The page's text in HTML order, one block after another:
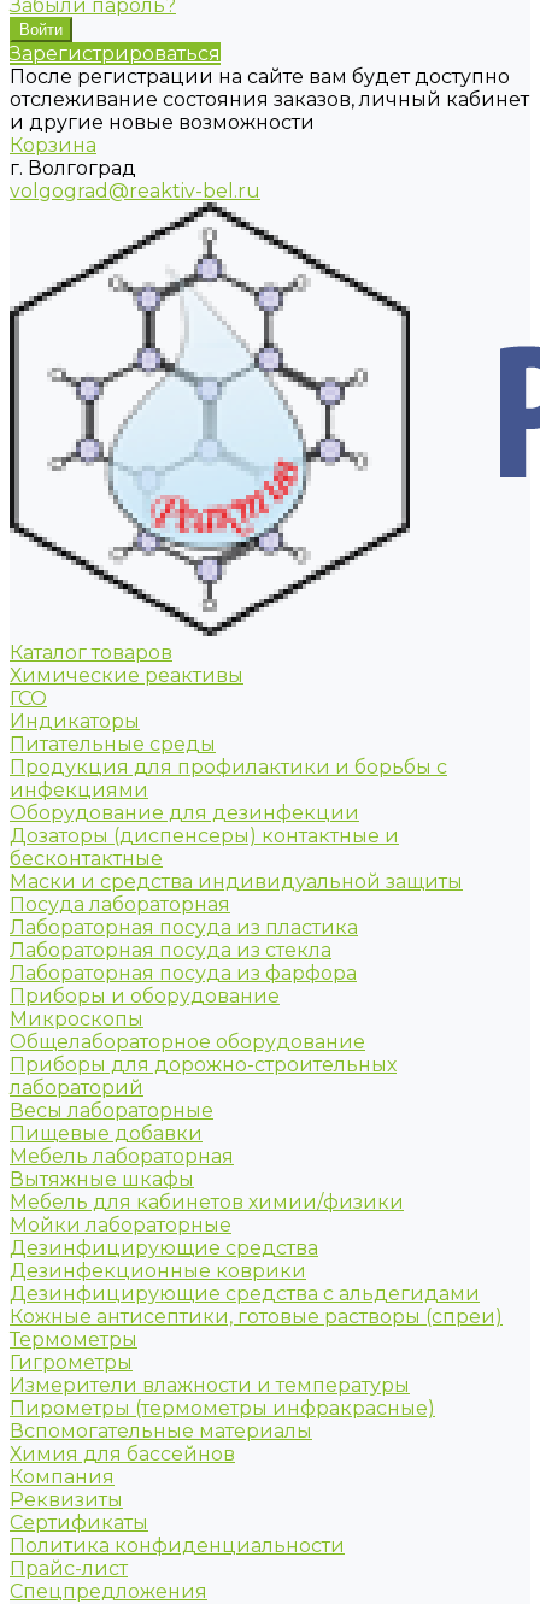
Забыли пароль?
Зарегистрироваться
После регистрации на сайте вам будет доступно
отслеживание состояния заказов, личный кабинет
и другие новые возможности
Корзина
г. Волгоград
volgograd@reaktiv-bel.ru
Каталог товаров
Химические реактивы
ГСО
Индикаторы
Питательные среды
Продукция для профилактики и борьбы с
инфекциями
Оборудование для дезинфекции
Дозаторы (диспенсеры) контактные и
бесконтактные
Маски и средства индивидуальной защиты
Посуда лабораторная
Лабораторная посуда из пластика
Лабораторная посуда из стекла
Лабораторная посуда из фарфора
Приборы и оборудование
Микроскопы
Общелабораторное оборудование
Приборы для дорожно-строительных
лабораторий
Весы лабораторные
Пищевые добавки
Мебель лабораторная
Вытяжные шкафы
Мебель для кабинетов химии/физики
Мойки лабораторные
Дезинфицирующие средства
Дезинфекционные коврики
Дезинфицирующие средства с альдегидами
Кожные антисептики, готовые растворы (спреи)
Термометры
Гигрометры
Измерители влажности и температуры
Пирометры (термометры инфракрасные)
Вспомогательные материалы
Химия для бассейнов
Компания
Реквизиты
Сертификаты
Политика конфиденциальности
Прайс-лист
Спецпредложения